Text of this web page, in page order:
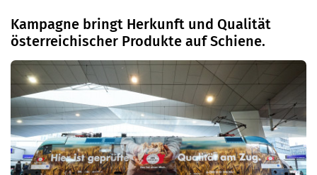
Kampagne bringt Herkunft und Qualität
österreichischer Produkte auf Schiene.